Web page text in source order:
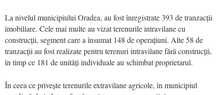
La nivelul municipiului Oradea, au fost înregistrate 393 de tranzacții
imobiliare. Cele mai multe au vizat terenurile intravilane cu
construcții, segment care a însumat 148 de operațiuni. Alte 58 de
tranzacții au fost realizate pentru terenuri intravilane fără construcții,
în timp ce 181 de unități individuale au schimbat proprietarul.
În ceea ce privește terenurile extravilane agricole, în municipiul